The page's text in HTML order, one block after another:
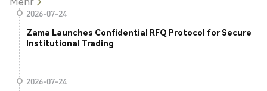
2026-07-24
Zama Launches Confidential RFQ Protocol for Secure
Institutional Trading
2026-07-24